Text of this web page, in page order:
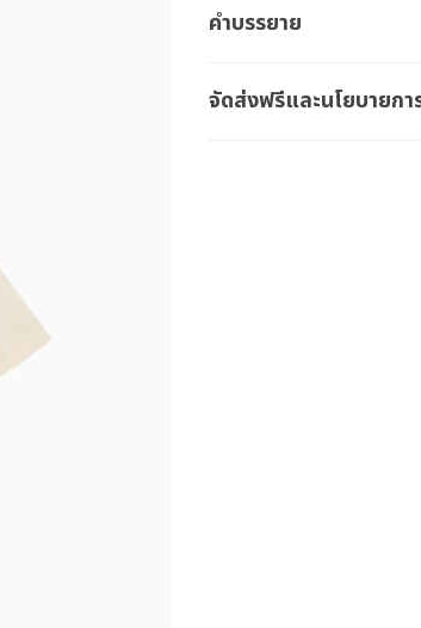
คำบรรยาย
จัดส่งฟรีและนโยบายกา